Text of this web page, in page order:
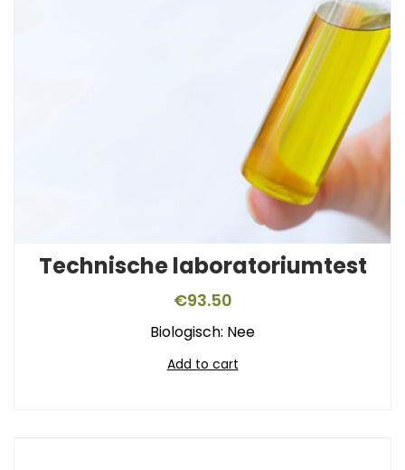
Technische laboratoriumtest
€93.50
Biologisch: Nee
Add to cart